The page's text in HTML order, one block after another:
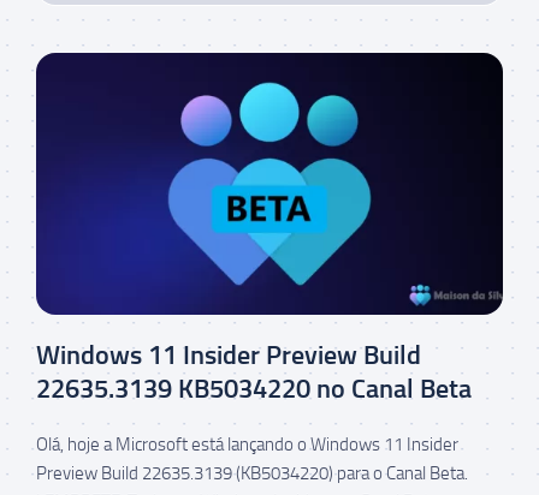
Windows 11 Insider Preview Build
22635.3139 KB5034220 no Canal Beta
Olá, hoje a Microsoft está lançando o Windows 11 Insider
Preview Build 22635.3139 (KB5034220) para o Canal Beta.